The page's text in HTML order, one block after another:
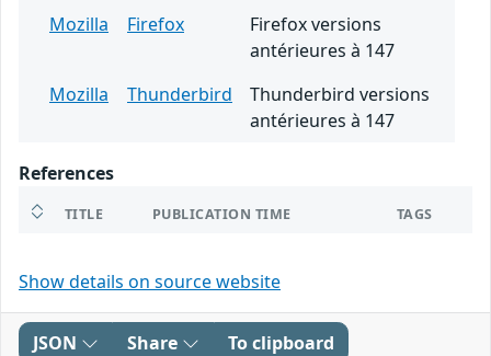
Mozilla
Firefox
Firefox versions
antérieures à 147
Mozilla
Thunderbird
Thunderbird versions
antérieures à 147
References
TITLE PUBLICATION TIME TAGS
Show details on source website
JSON Share To clipboard